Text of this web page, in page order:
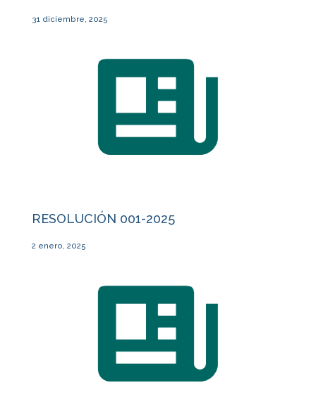
31 diciembre, 2025
RESOLUCIÓN 001-2025
2 enero, 2025